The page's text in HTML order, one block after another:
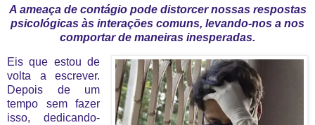
A ameaça de contágio pode distorcer nossas respostas
psicológicas às interações comuns, levando-nos a nos
comportar de maneiras inesperadas.
Eis que estou de
volta a escrever.
Depois de um
tempo sem fazer
isso, dedicando-